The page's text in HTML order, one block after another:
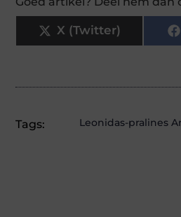
X (Twitter)
Tags: Leonidas-pralines